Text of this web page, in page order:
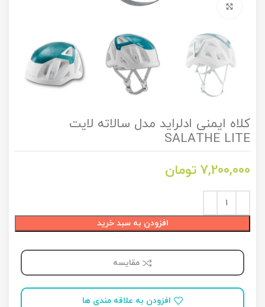
برای بزرگنمایی کلیک کنید
کلاه ایمنی ادلراید مدل سالاته لایت
SALATHE LITE
7,200,000 تومان
افزودن به سبد خرید
مقایسه
افزودن به علاقه مندی ها